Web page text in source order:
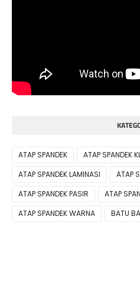
ATAP SPANDEK
ATAP SPANDEK
ATAP SPANDEK LAMINASI
ATAP
ATAP SPANDEK PASIR
ATAP
ATAP SPANDEK WARNA
BATU